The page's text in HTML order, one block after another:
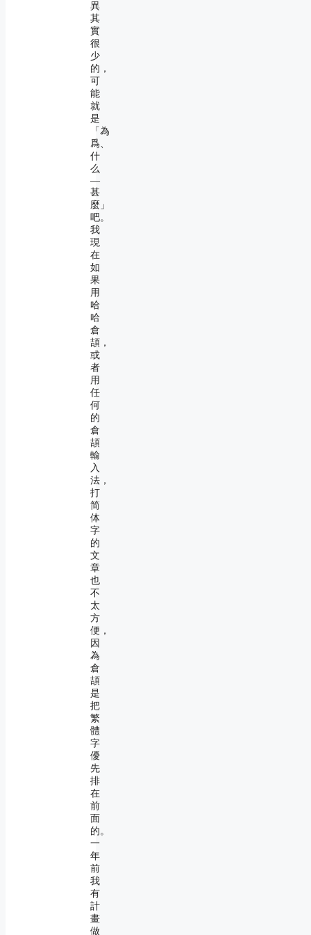
異
其
實
很
少
的，
可
能
就
是
「為
爲、
什
么
―
甚
麼」
吧。
我
現
在
如
果
用
哈
哈
倉
頡，
或
者
用
任
何
的
倉
頡
輸
入
法，
打
简
体
字
的
文
章
也
不
太
方
便，
因
為
倉
頡
是
把
繁
體
字
優
先
排
在
前
面
的。
一
年
前
我
有
計
畫
做